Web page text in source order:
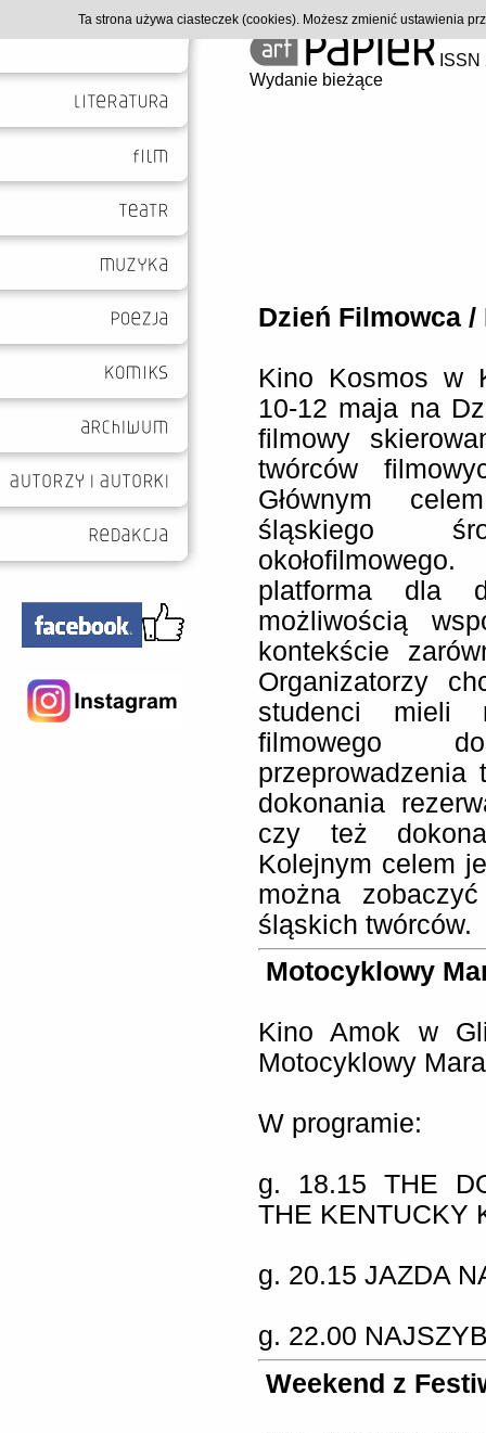
Wydanie bieżące
Dzień Filmowca /
Kino Kosmos w
10-12 maja na
filmowy
twórców
Głównym
śląskiego
platforma dla
możliwością
kontekście
Organizatorzy
studenci mieli
filmowego
dokonania
czy też
Kolejnym celem
można
śląskich twórców.
Motocyklowy
Kino Amok w
Motocyklowy
W programie:
g. 18.15 THE
THE KENTUCKY
g. 20.15 JAZDA
g. 22.00
Weekend z
Ta strona używa ciasteczek (cookies). Możesz zmienić ustawienia